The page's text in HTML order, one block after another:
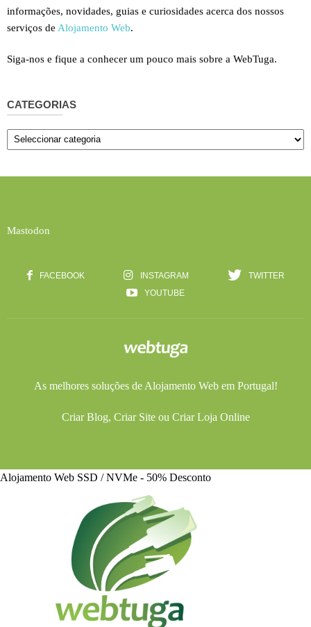
informações, novidades, guias e curiosidades acerca dos nossos
serviços de Alojamento Web.
Siga-nos e fique a conhecer um pouco mais sobre a WebTuga.
CATEGORIAS
Categorias
Mastodon
FACEBOOK INSTAGRAM
TWITTER
YOUTUBE
As melhores soluções de Alojamento Webem Portugal!
Criar Blog, Criar Siteou Criar Loja Online
Alojamento Web SSD / NVMe - 50% Desconto